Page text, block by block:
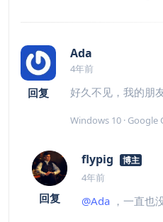
回复
Ada
4年前
好久不见，我的朋
Windows 10 · Google
回复
flypig 博主
4年前
@Ada ，一直也